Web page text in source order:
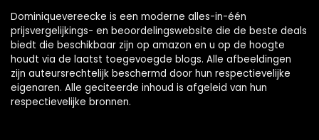
Dominiquevereecke is een moderne alles-in-één
prijsvergelijkings- en beoordelingswebsite die de beste deals
biedt die beschikbaar zijn op amazon en u op de hoogte
houdt via de laatst toegevoegde blogs. Alle afbeeldingen
zijn auteursrechtelijk beschermd door hun respectievelijke
eigenaren. Alle geciteerde inhoud is afgeleid van hun
respectievelijke bronnen.